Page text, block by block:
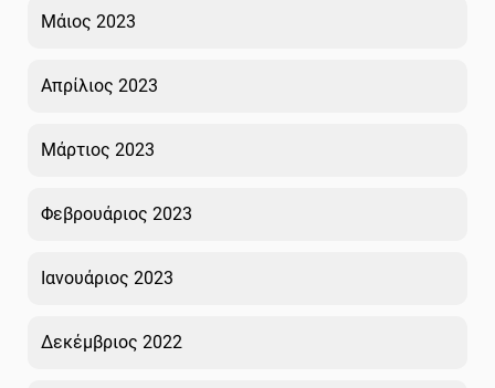
Μάιος 2023
Απρίλιος 2023
Μάρτιος 2023
Φεβρουάριος 2023
Ιανουάριος 2023
Δεκέμβριος 2022